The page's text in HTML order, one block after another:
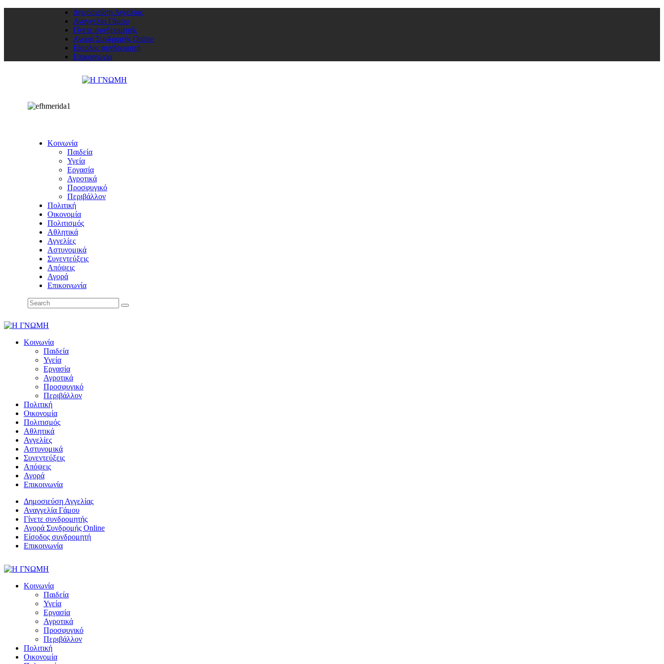
Δημοσιεύση Αγγελίας
Αναγγελία Γάμου
Γίνετε συνδρομητής
Αγορά Συνδρομής Online
Είσοδος συνδρομητή
Επικοινωνία
Κοινωνία
Παιδεία
Υγεία
Εργασία
Αγροτικά
Προσφυγικό
Περιβάλλον
Πολιτική
Οικονομία
Πολιτισμός
Αθλητικά
Αγγελίες
Αστυνομικά
Συνεντεύξεις
Απόψεις
Αγορά
Επικοινωνία
Κοινωνία
Παιδεία
Υγεία
Εργασία
Αγροτικά
Προσφυγικό
Περιβάλλον
Πολιτική
Οικονομία
Πολιτισμός
Αθλητικά
Αγγελίες
Αστυνομικά
Συνεντεύξεις
Απόψεις
Αγορά
Επικοινωνία
Δημοσιεύση Αγγελίας
Αναγγελία Γάμου
Γίνετε συνδρομητής
Αγορά Συνδρομής Online
Είσοδος συνδρομητή
Επικοινωνία
Κοινωνία
Παιδεία
Υγεία
Εργασία
Αγροτικά
Προσφυγικό
Περιβάλλον
Πολιτική
Οικονομία